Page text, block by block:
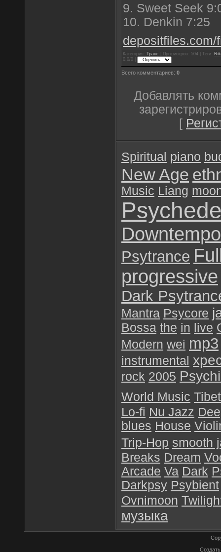
9. Sweet Seek
10. Denkin 7:25
depositfiles.com/
Категория: Транс | Просмотров: 504 | Теги:
0.0/0 |
Всего комментариев: 0
Добавлять
[
Spiritual piano
New Age
Music Liang
Downtempo
Psytrance
progressive
Dark
Mantra Psycore
Bossa the in live
Modern wei mp3
instrumental
rock 2005
World Music Tibet
Lo-fi Nu Jazz
blues House
Trip-Hop smooth
Breaks Dream
Arcade Va Dark
Darkpsy Psybient
Ovnimoon
музыка